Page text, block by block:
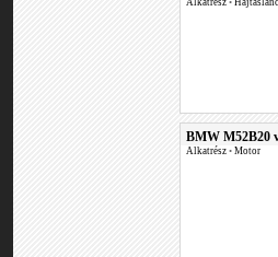
Alkatrész • Hajtáslánc
BMW M52B20
Alkatrész • Motor